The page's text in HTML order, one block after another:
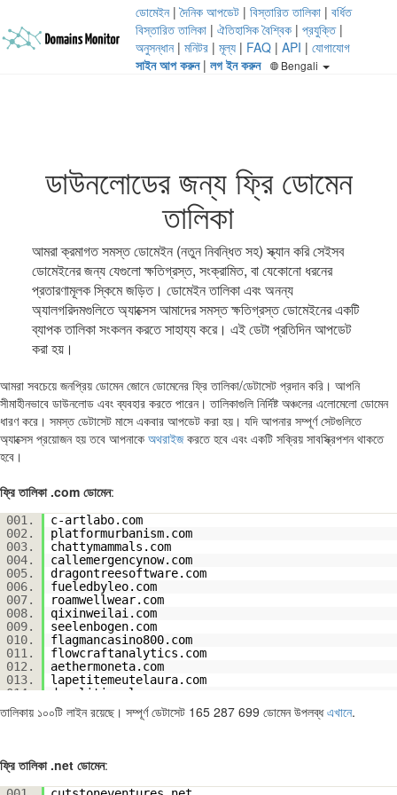
ডোমেইন|দৈনিক আপডেট | বিস্তারিত তালিকা | বর্ধিত
বিস্তারিত তালিকা | ঐতিহাসিক বৈশ্বিক | প্রযুক্তি|
অনুসন্ধান| মনিটর | মূল্য | FAQ | API | যোগাযোগ
সাইন আপ করুন| লগ ইন করুন Bengali
ডাউনলোডের জন্য ফ্রি ডোমেন
তালিকা
আমরা ক্রমাগত সমস্ত ডোমেইন (নতুন নিবন্ধিত সহ) স্ক্যান করি সেইসব
ডোমেইনের জন্য যেগুলো ক্ষতিগ্রস্ত, সংক্রামিত, বা যেকোনো ধরনের
প্রতারণামূলক স্কিমে জড়িত। ডোমেইন তালিকা এবং অনন্য
অ্যালগরিদমগুলিতে অ্যাক্সেস আমাদের সমস্ত ক্ষতিগ্রস্ত ডোমেইনের একটি
ব্যাপক তালিকা সংকলন করতে সাহায্য করে। এই ডেটা প্রতিদিন আপডেট
করা হয়।
আমরা সবচেয়ে জনপ্রিয় ডোমেন জোনে ডোমেনের ফ্রি তালিকা/ডেটাসেট প্রদান করি। আপনি
সীমাহীনভাবে ডাউনলোড এবং ব্যবহার করতে পারেন। তালিকাগুলি নির্দিষ্ট অঞ্চলের এলোমেলো ডোমেন
ধারণ করে। সমস্ত ডেটাসেট মাসে একবার আপডেট করা হয়। যদি আপনার সম্পূর্ণ সেটগুলিতে
অ্যাক্সেস প্রয়োজন হয় তবে আপনাকে অথরাইজকরতে হবে এবং একটি সক্রিয় সাবস্ক্রিপশন থাকতে
হবে।
ফ্রি তালিকা .com ডোমেন:
001.
c-artlabo.com
002.
platformurbanism.com
003.
chattymammals.com
004.
callemergencynow.com
005.
dragontreesoftware.com
006.
fueledbyleo.com
007.
roamwellwear.com
008.
qixinweilai.com
009.
seelenbogen.com
010.
flagmancasino800.com
011.
flowcraftanalytics.com
012.
aethermoneta.com
013.
lapetitemeutelaura.com
014.
demolitionplan.com
015.
quarkeventures.com
016.
americanroofingservicesinc.com
019.
senopro.com
020.
burlington-rotary.com
021.
terwilliger-automotive.com
তালিকায় ১০০টি লাইন রয়েছে। সম্পূর্ণ ডেটাসেট 165 287 699 ডোমেন উপলব্ধএখানে.
ফ্রি তালিকা .net ডোমেন: